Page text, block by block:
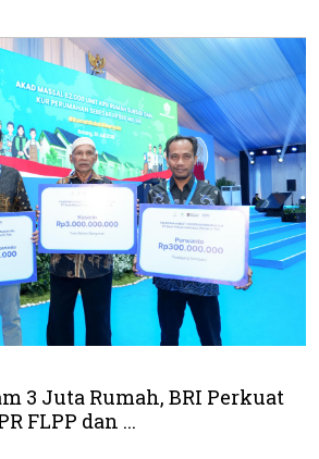
3 Juta Rumah, BRI Perkuat
FLPP dan ...